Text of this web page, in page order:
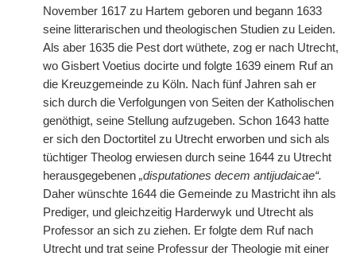
November 1617 zu Hartem geboren und begann 1633
seine litterarischen und theologischen Studien zu Leiden.
Als aber 1635 die Pest dort wüthete, zog er nach Utrecht,
wo Gisbert Voetius docirte und folgte 1639 einem Ruf an
die Kreuzgemeinde zu Köln. Nach fünf Jahren sah er
sich durch die Verfolgungen von Seiten der Katholischen
genöthigt, seine Stellung aufzugeben. Schon 1643 hatte
er sich den Doctortitel zu Utrecht erworben und sich als
tüchtiger Theolog erwiesen durch seine 1644 zu Utrecht
herausgegebenen „disputationes decem antijudaicae“.
Daher wünschte 1644 die Gemeinde zu Mastricht ihn als
Prediger, und gleichzeitig Harderwyk und Utrecht als
Professor an sich zu ziehen. Er folgte dem Ruf nach
Utrecht und trat seine Professur der Theologie mit einer